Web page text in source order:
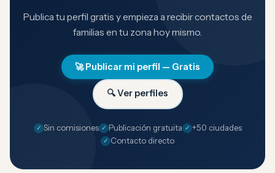
Publica tu perfil gratis y empieza a recibir contactos de
familias en tu zona hoy mismo.
🚀 Publicar mi perfil — Gratis
🔍 Ver perfiles
Sin comisiones Publicación gratuita
+50 ciudades
Contacto directo